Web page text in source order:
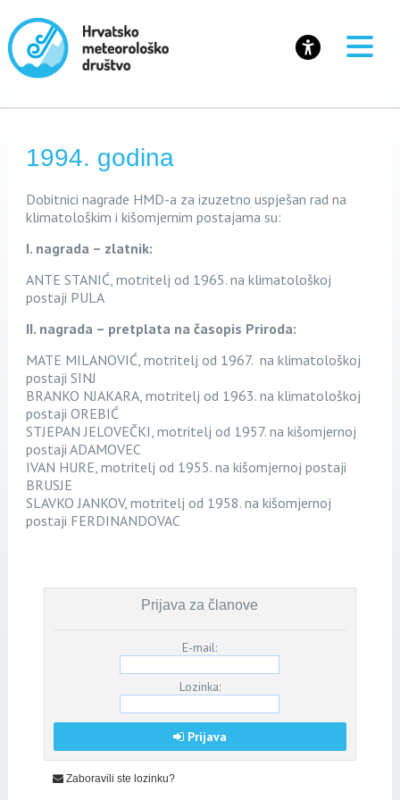
1994. godina
Dobitnici nagrade HMD-a za izuzetno uspješan rad na
klimatološkim i kišomjernim postajama su:
I. nagrada – zlatnik:
ANTE STANIĆ, motritelj od 1965. na klimatološkoj
postaji PULA
II. nagrada – pretplata na časopis Priroda:
MATE MILANOVIĆ, motritelj od 1967. na klimatološkoj
postaji SINJ
BRANKO NJAKARA, motritelj od 1963. na klimatološkoj
postaji OREBIĆ
STJEPAN JELOVEČKI, motritelj od 1957. na kišomjernoj
postaji ADAMOVEC
IVAN HURE, motritelj od 1955. na kišomjernoj postaji
BRUSJE
SLAVKO JANKOV, motritelj od 1958. na kišomjernoj
postaji FERDINANDOVAC
Prijava za članove
E-mail:
Lozinka:
Prijava
Zaboravili ste lozinku?